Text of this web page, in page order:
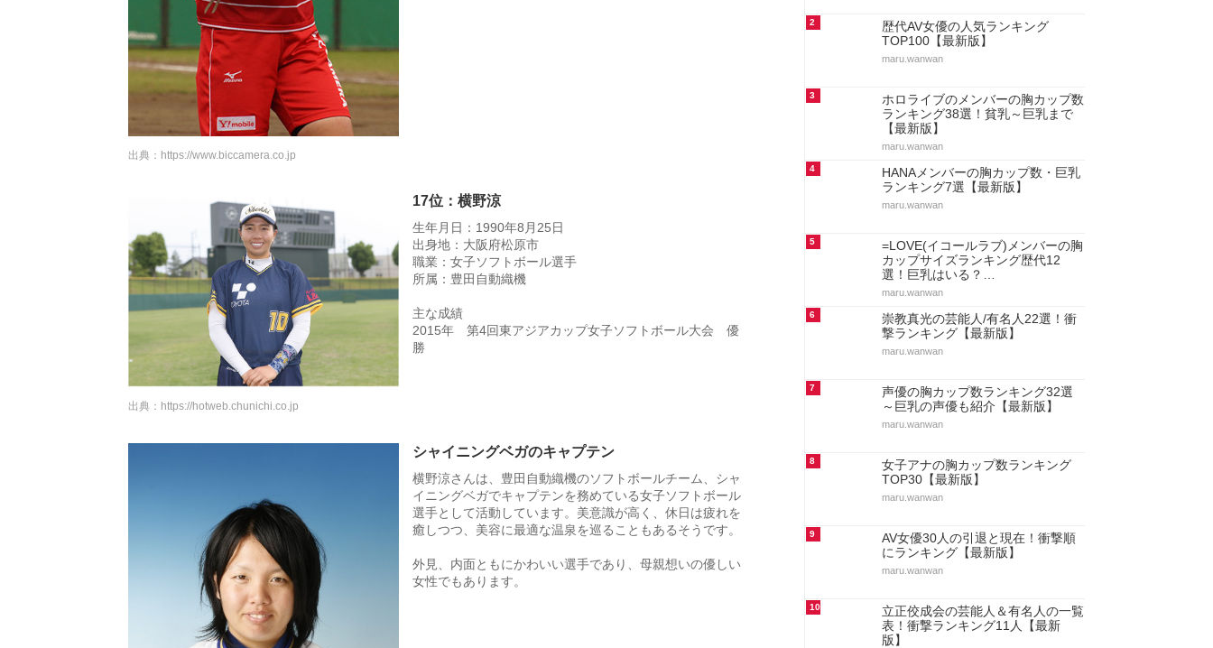
出典： https://www.biccamera.co.jp
17位：横野涼
生年月日：1990年8月25日
出身地：大阪府松原市
職業：女子ソフトボール選手
所属：豊田自動織機
主な成績
2015年 第4回東アジアカップ女子ソフトボール大会 優
勝
出典： https://hotweb.chunichi.co.jp
シャイニングベガのキャプテン
横野涼さんは、豊田自動織機のソフトボールチーム、シャ
イニングベガでキャプテンを務めている女子ソフトボール
選手として活動しています。美意識が高く、休日は疲れを
癒しつつ、美容に最適な温泉を巡ることもあるそうです。
外見、内面ともにかわいい選手であり、母親想いの優しい
女性でもあります。
2
歴代AV女優の人気ランキング
TOP100【最新版】
maru.wanwan
3
ホロライブのメンバーの胸カップ数
ランキング38選！貧乳～巨乳まで
【最新版】
maru.wanwan
4
HANAメンバーの胸カップ数・巨乳
ランキング7選【最新版】
maru.wanwan
5
=LOVE(イコールラブ)メンバーの胸
カップサイズランキング歴代12
選！巨乳はいる？…
maru.wanwan
6
崇教真光の芸能人/有名人22選！衝
撃ランキング【最新版】
maru.wanwan
7
声優の胸カップ数ランキング32選
～巨乳の声優も紹介【最新版】
maru.wanwan
8
女子アナの胸カップ数ランキング
TOP30【最新版】
maru.wanwan
9
AV女優30人の引退と現在！衝撃順
にランキング【最新版】
maru.wanwan
10
立正佼成会の芸能人＆有名人の一覧
表！衝撃ランキング11人【最新
版】